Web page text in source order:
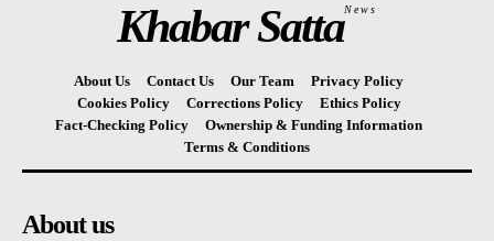
Khabar SattaNews
About Us Contact Us Our Team
Privacy Policy
Cookies Policy
Corrections Policy
Ethics Policy
Fact-Checking Policy
Ownership & Funding Information
Terms & Conditions
About us